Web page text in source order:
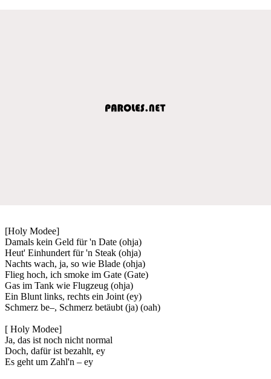
[Holy Modee]
Damals kein Geld für 'n Date (ohja)
Heut' Einhundert für 'n Steak (ohja)
Nachts wach, ja, so wie Blade (ohja)
Flieg hoch, ich smoke im Gate (Gate)
Gas im Tank wie Flugzeug (ohja)
Ein Blunt links, rechts ein Joint (ey)
Schmerz be–, Schmerz betäubt (ja) (oah)
[ Holy Modee]
Ja, das ist noch nicht normal
Doch, dafür ist bezahlt, ey
Es geht um Zahl'n – ey